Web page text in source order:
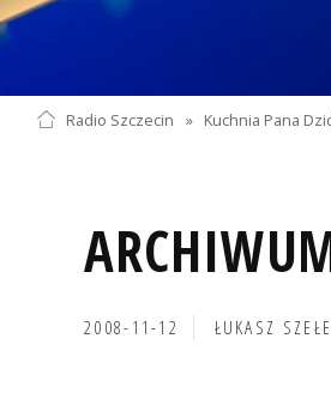
Radio Szczecin » Kuchnia Pana
2008-11-12 ŁUKASZ